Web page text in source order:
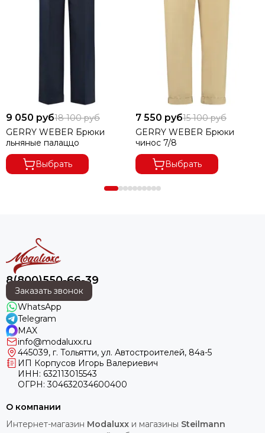
9 050 руб18 100 руб
GERRY WEBER Брюки
льняные палаццо
Выбрать
7 550 руб15 100 руб
GERRY WEBER Брюки
чинос 7/8
Выбрать
8(800)550-66-39
Заказать звонок
WhatsApp
Telegram
MAX
info@modaluxx.ru
445039, г. Тольятти, ул. Автостроителей, 84а-5
ИП Корпусов Игорь Валериевич
ИНН: 632113015543
ОГРН: 304632034600400
О компании
Интернет-магазин Modaluxx и магазины Steilmann